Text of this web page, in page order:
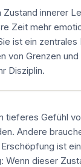
innerer
Zeit mehr
ist ein
von Grenzen
Disziplin.
tieferes Gefühl
Andere
ist
Wenn dieser